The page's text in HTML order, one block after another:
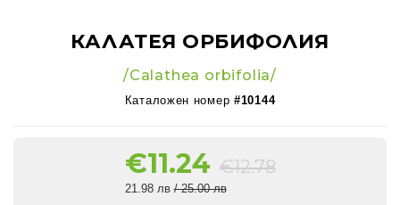
КАЛАТЕЯ ОРБИФОЛИЯ
/Calathea orbifolia/
Каталожен номер#10144
€11.24 €12.78
21.98 лв / 25.00 лв